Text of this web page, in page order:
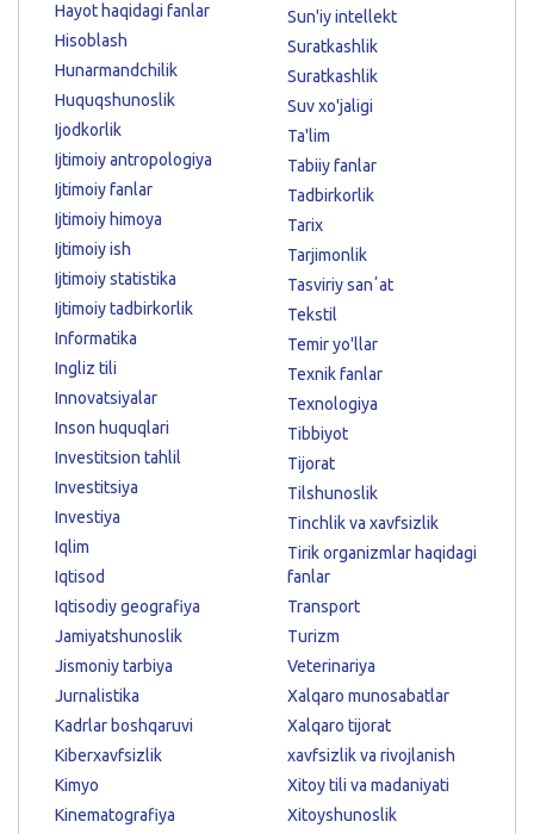
Hayot haqidagi fanlar
Hisoblash
Hunarmandchilik
Huquqshunoslik
Ijodkorlik
Ijtimoiy antropologiya
Ijtimoiy fanlar
Ijtimoiy himoya
Ijtimoiy ish
Ijtimoiy statistika
Ijtimoiy tadbirkorlik
Informatika
Ingliz tili
Innovatsiyalar
Inson huquqlari
Investitsion tahlil
Investitsiya
Investiya
Iqlim
Iqtisod
Iqtisodiy geografiya
Jamiyatshunoslik
Jismoniy tarbiya
Jurnalistika
Kadrlar boshqaruvi
Kiberxavfsizlik
Kimyo
Kinematografiya
Sun'iy intellekt
Suratkashlik
Suratkashlik
Suv xo'jaligi
Ta'lim
Tabiiy fanlar
Tadbirkorlik
Tarix
Tarjimonlik
Tasviriy sanʼat
Tekstil
Temir yo'llar
Texnik fanlar
Texnologiya
Tibbiyot
Tijorat
Tilshunoslik
Tinchlik va xavfsizlik
Tirik organizmlar haqidagi
fanlar
Transport
Turizm
Veterinariya
Xalqaro munosabatlar
Xalqaro tijorat
xavfsizlik va rivojlanish
Xitoy tili va madaniyati
Xitoyshunoslik